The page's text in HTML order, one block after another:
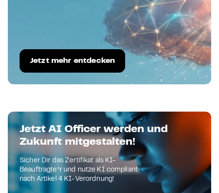
Jetzt mehr entdecken
Jetzt AI Officer werden und
Zukunft mitgestalten!
Sicher Dir das Zertifikat als KI-
Beauftragte*r und nutze KI compliant
nach Artikel 4 KI-Verordnung!